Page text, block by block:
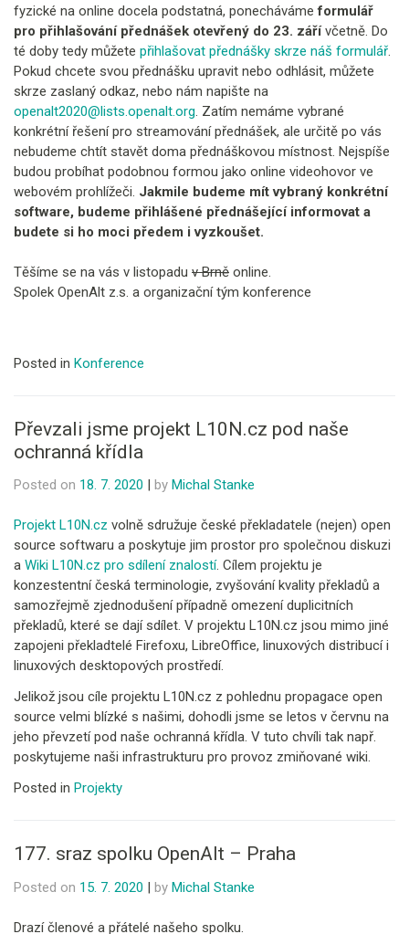
fyzické na online docela podstatná, ponechávámeformulář
pro přihlašování přednášek otevřený do 23. zářívčetně. Do
té doby tedy můžete přihlašovat přednášky skrze náš formulář
Pokud chcete svou přednášku upravit nebo odhlásit, můžete
skrze zaslaný odkaz, nebo nám napište na
openalt2020@lists.openalt.org Zatím nemáme vybrané
konkrétní řešení pro streamování přednášek, ale určitě po vás
nebudeme chtít stavět doma přednáškovou místnost. Nejspíše
budou probíhat podobnou formou jako online videohovor ve
webovém prohlížeči. Jakmile budeme mít vybraný konkrétní
software, budeme přihlášené přednášející informovat a
budete si ho moci předem i vyzkoušet.
Těšíme se na vás v listopadu v Brně online.
Spolek OpenAlt z.s. a organizační tým konference
Posted in Konference
Převzali jsme projekt L10N.cz pod naše
ochranná křídla
Posted on 18. 7. 2020 | by Michal Stanke
Projekt L10N.cz volně sdružuje české překladatele (nejen) open
source softwaru a poskytuje jim prostor pro společnou diskuzi
a Wiki L10N.cz pro sdílení znalostí. Cílem projektu je
konzestentní česká terminologie, zvyšování kvality překladů a
samozřejmě zjednodušení případně omezení duplicitních
překladů, které se dají sdílet. V projektu L10N.cz jsou mimo jiné
zapojeni překladtelé Firefoxu, LibreOffice, linuxových distribucí i
linuxových desktopových prostředí.
Jelikož jsou cíle projektu L10N.cz z pohlednu propagace open
source velmi blízké s našimi, dohodli jsme se letos v červnu na
jeho převzetí pod naše ochranná křídla. V tuto chvíli tak např.
poskytujeme naši infrastrukturu pro provoz zmiňované wiki.
Posted in Projekty
177. sraz spolku OpenAlt – Praha
Posted on 15. 7. 2020 | by Michal Stanke
Drazí členové a přátelé našeho spolku.